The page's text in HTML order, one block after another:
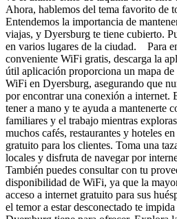
Ahora, hablemos del tema favorito de
Entendemos la importancia de
viajas, y Dyersburg te tiene cubierto.
en varios lugares de la ciudad. Para
conveniente WiFi gratis, descarga la
útil aplicación proporciona un mapa de
WiFi en Dyersburg, asegurando que
por encontrar una conexión a internet.
tener a mano y te ayuda a mantenerte
familiares y el trabajo mientras
muchos cafés, restaurantes y hoteles
gratuito para los clientes. Toma una
locales y disfruta de navegar por
También puedes consultar con tu
disponibilidad de WiFi, ya que la
acceso a internet gratuito para sus
el temor a estar desconectado te